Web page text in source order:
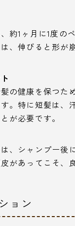
約1ヶ月に1度の
、伸びると形が
の健康を保つた
。特に短髪は
が必要です。
、シャンプー後
があってこそ、
ョン